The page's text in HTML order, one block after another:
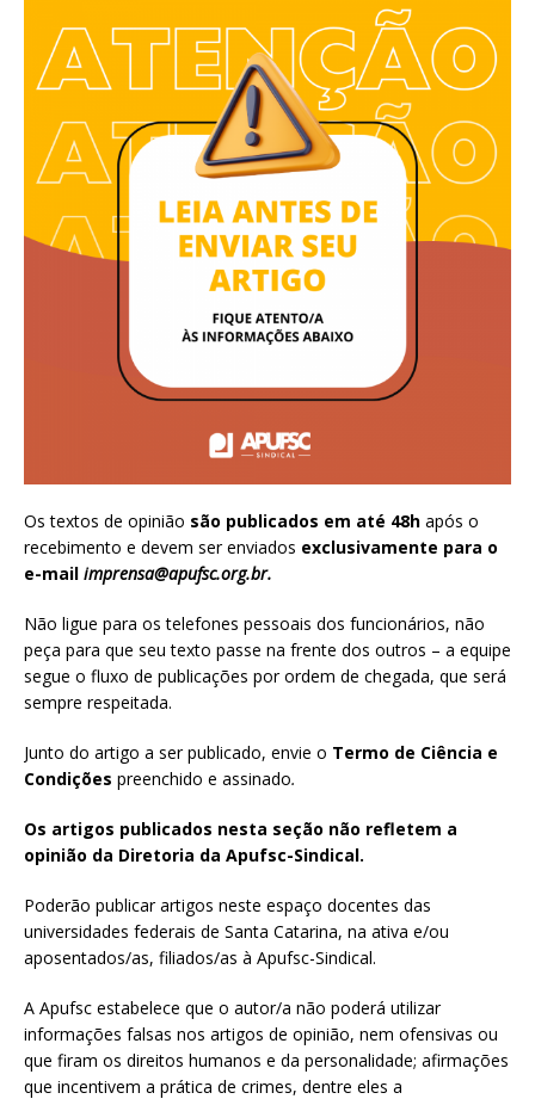
Os textos de opinião são publicados em até 48h após o
recebimento e devem ser enviados exclusivamente para o
e-mail imprensa@apufsc.org.br.
Não ligue para os telefones pessoais dos funcionários, não
peça para que seu texto passe na frente dos outros – a equipe
segue o fluxo de publicações por ordem de chegada, que será
sempre respeitada.
Junto do artigo a ser publicado, envie o Termo de Ciência e
Condições preenchido e assinado.
Os artigos publicados nesta seção não refletem a
opinião da Diretoria da Apufsc-Sindical.
Poderão publicar artigos neste espaço docentes das
universidades federais de Santa Catarina, na ativa e/ou
aposentados/as, filiados/as à Apufsc-Sindical.
A Apufsc estabelece que o autor/a não poderá utilizar
informações falsas nos artigos de opinião, nem ofensivas ou
que firam os direitos humanos e da personalidade; afirmações
que incentivem a prática de crimes, dentre eles a